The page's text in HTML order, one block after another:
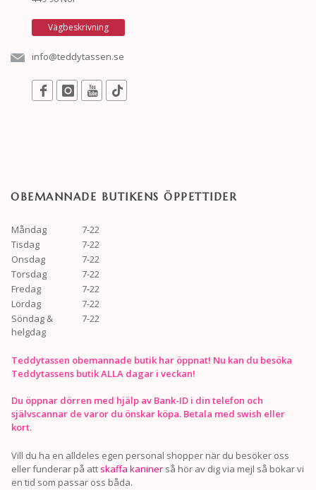
Vägbeskrivning
info@teddytassen.se
OBEMANNADE BUTIKENS ÖPPETTIDER
Måndag
7-22
Tisdag
7-22
Onsdag
7-22
Torsdag
7-22
Fredag
7-22
Lördag
7-22
Söndag &
helgdag
7-22
Teddytassen obemannade butik har öppnat! Nu kan du besöka
Teddytassens butik ALLA dagar i veckan!
Du öppnar dörren med hjälp av Bank-ID i din telefon och
självscannar de varor du önskar köpa. Betala med swish eller
kort.
Vill du ha en alldeles egen personal shopper när du besöker oss
eller funderar på att skaffa kaniner så hör av dig via mejl så bokar vi
en tid som passar oss båda.